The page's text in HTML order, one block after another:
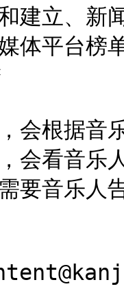
建立、新
体平台榜
会根据音
会看音乐
要音乐人